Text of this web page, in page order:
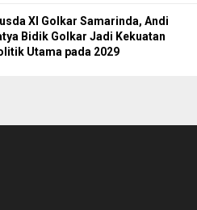
XI Golkar Samarinda, Andi
Bidik Golkar Jadi Kekuatan
Utama pada 2029